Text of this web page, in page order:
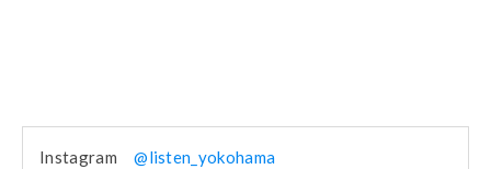
Instagram@listen_yokohama